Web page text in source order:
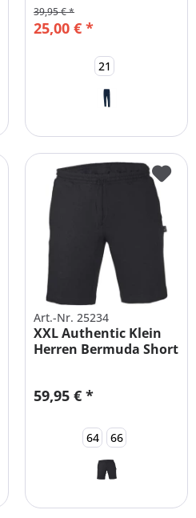
Langgrößen
25,00 € *
39,95 € *
21
Art.-Nr. 25234
XXL Authentic Klein
Herren Bermuda Short
59,95 € *
64 66